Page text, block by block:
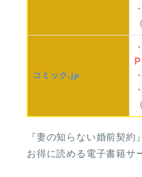
コミック .jp
P
・
『妻の知らない婚前契
お得に読める電子書籍サ